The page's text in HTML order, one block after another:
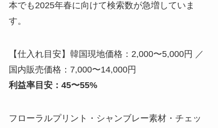
本でも2025年春に向けて検索数が急増していま
す。
【仕入れ目安】韓国現地価格：2,000〜5,000円 ／
国内販売価格：7,000〜14,000円
利益率目安：45〜55%
フローラルプリント・シャンブレー素材・チェッ